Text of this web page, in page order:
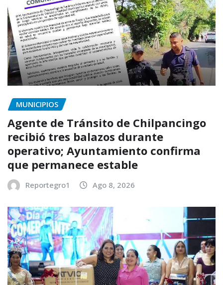
MUNICIPIOS
Agente de Tránsito de Chilpancingo
recibió tres balazos durante
operativo; Ayuntamiento confirma
que permanece estable
Reportegro1 Ago 8, 2026